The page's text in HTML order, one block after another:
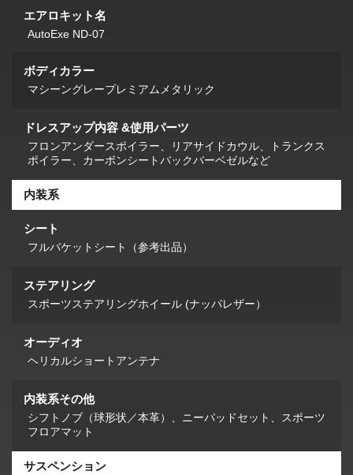
エアロキット名
AutoExe ND-07
ボディカラー
マシーングレープレミアムメタリック
ドレスアップ内容 &使用パーツ
フロンアンダースポイラー、リアサイドカウル、トランクス
ポイラー、カーボンシートバックバーベゼルなど
内装系
シート
フルバケットシート（参考出品）
ステアリング
スポーツステアリングホイール (ナッパレザー）
オーディオ
ヘリカルショートアンテナ
内装系その他
シフトノブ（球形状／本革）、ニーパッドセット、スポーツ
フロアマット
サスペンション